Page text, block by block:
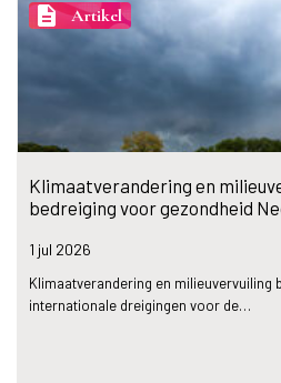
description Artikel
Klimaatverandering en
bedreiging voor gezondheid
1 jul 2026
Klimaatverandering en
internationale dreigingen voor de…